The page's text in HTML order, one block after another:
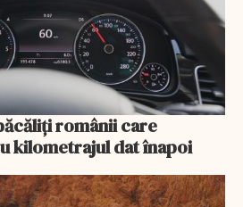
românii care
kilometrajul dat înapoi